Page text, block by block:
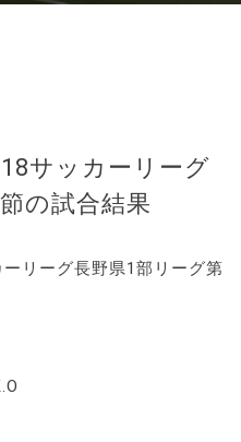
サッカーリーグ
の試合結果
リーグ長野県1部リーグ第